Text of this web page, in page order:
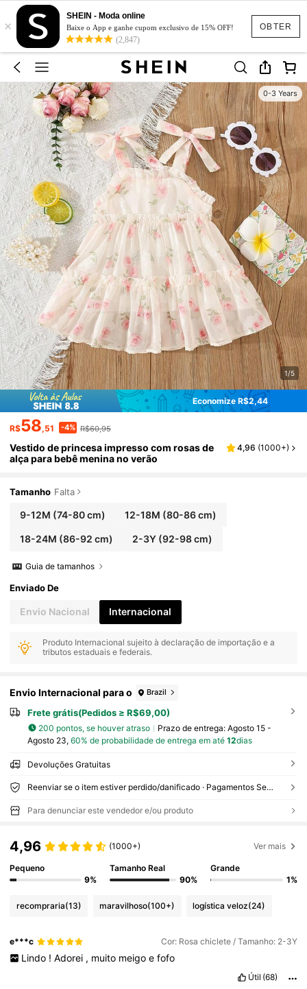
OBTER
×
SHEIN - Moda online
Baixe o App e ganhe cupom exclusivo de 15% OFF!
(2,847)
0-3 Years
1/5
Economize R$2,44
R$58,51 -4% R$60,95
Vestido de princesa impresso com rosas de
alça para bebê menina no verão
4,96 (1000+)
Tamanho Falta
9-12M (74-80 cm) 12-18M (80-86 cm)
18-24M (86-92 cm) 2-3Y (92-98 cm)
Guia de tamanhos
Enviado De
Envio Nacional Internacional
Produto Internacional sujeito à declaração de importação e a
tributos estaduais e federais.
Envio Internacional para o Brazil
Frete grátis(Pedidos ≥ R$69,00)
200 pontos, se houver atraso Prazo de entrega: Agosto 15 -
Agosto 23, 60% de probabilidade de entrega em até 12dias
Devoluções Gratuitas
Reenviar se o item estiver perdido/danificado · Pagamentos Seguros · Proteção de privacidade
Para denunciar este vendedor e/ou produto
4,96 (1000+) Ver mais
Pequeno
9%
Tamanho Real
90%
Grande
1%
recompraria(13) maravilhoso(100+) logística veloz(24)
e***c Cor: Rosa chiclete / Tamanho: 2-3Y
Lindo ! Adorei , muito meigo e fofo
Útil (68)